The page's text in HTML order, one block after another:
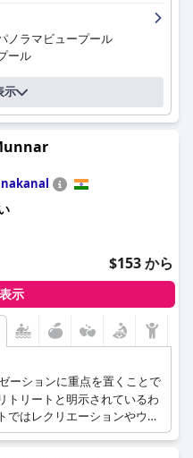
ノラマビュープール
ール
示
$153 から
示
ーションに重点を置くことで
トリートと明示されているわ
ではレクリエーションやウェ
セッションを提供することが